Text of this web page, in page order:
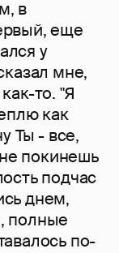
в
еще
у
мне,
то. "Я
как
Ты - все,
покинешь
подчас
днем,
полные
по-